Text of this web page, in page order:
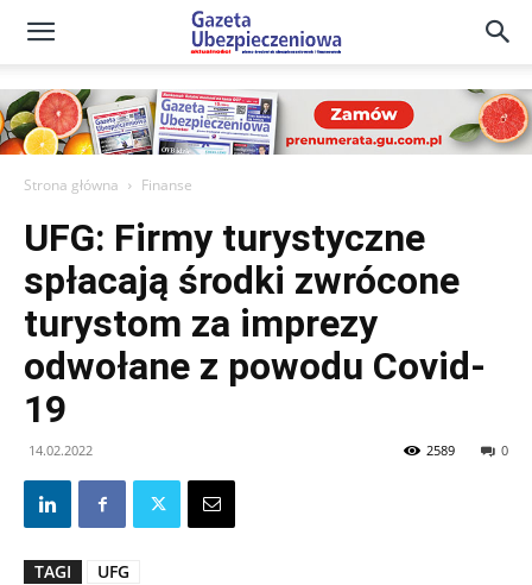
Gazeta
Ubezpieczeniowa
Portal
Strona główna Finanse
UFG: Firmy turystyczne
spłacają środki zwrócone
turystom za imprezy
odwołane z powodu Covid-
19
14.02.2022 0
2589
TAGI UFG